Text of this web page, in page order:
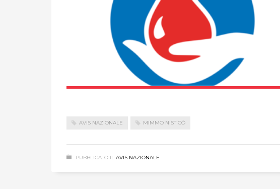
AVIS NAZIONALE MIMMO NISTICÒ
PUBBLICATO IL AVIS NAZIONALE